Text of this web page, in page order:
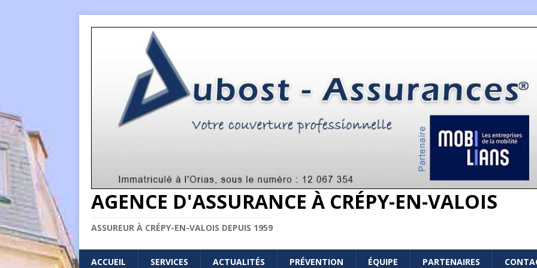
AGENCE D'ASSURANCE À CRÉPY-EN-VALOIS
ASSUREUR À CRÉPY-EN-VALOIS DEPUIS 1959
ACCUEIL SERVICES ACTUALITÉS PRÉVENTION ÉQUIPE PARTENAIRES